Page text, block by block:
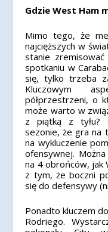
Gdzie West Ham
Mimo tego, że
najcięższych w
stanie
spotkaniu w
się, tylko trzeba
Kluczowym
półprzestrzeni, o
może warto w
z piątką z tyłu?
sezonie, że gra na
na wykluczenie
ofensywnej.
na 4 obrońców, jak
z tym, że boczni
się do defensywy
Ponadto kluczem
Rodriego.